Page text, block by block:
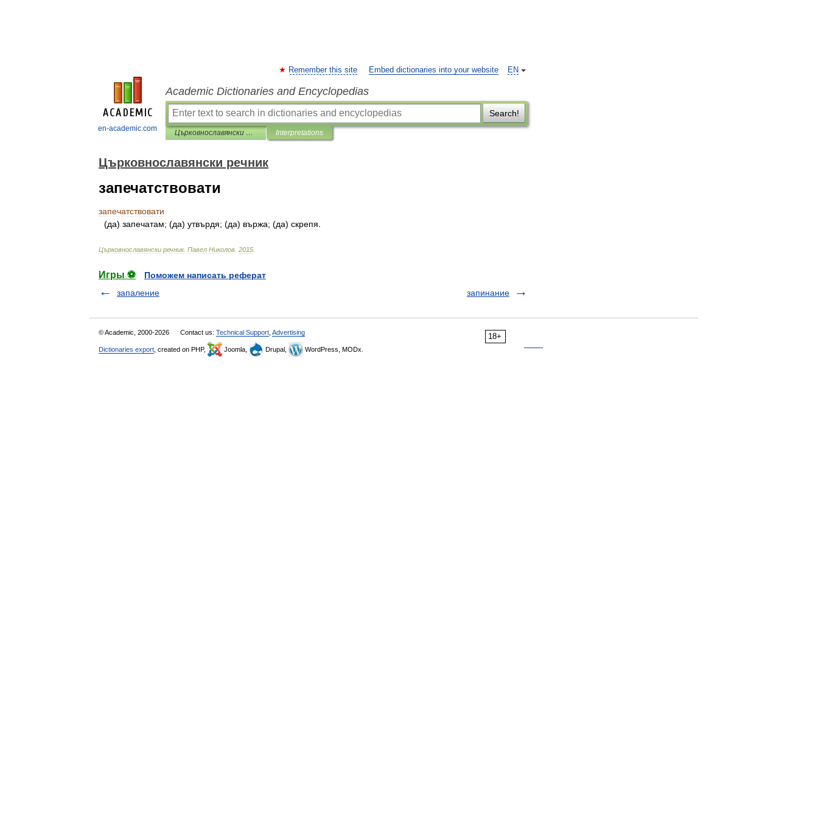
en-academic.com
EN
Remember this site Embed dictionaries into your website
Academic Dictionaries and Encyclopedias
Search!
Църковнославянски речник Interpretations
Църковнославянски речник
запечатствовати
запечатствовати
(да) запечатам; (да) утвърдя; (да) вържа; (да) скрепя
Църковнославянски речник. Павел Николов 2015
Игры ⚽
Поможем написать реферат
запаление
запинание
18+
© Academic, 2000-2026 Contact us: Technical Support Advertising
Dictionaries export , created on PHP, Joomla, Drupal, WordPress, MODx.